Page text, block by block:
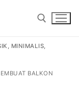
MINIMALIS,
BALKON